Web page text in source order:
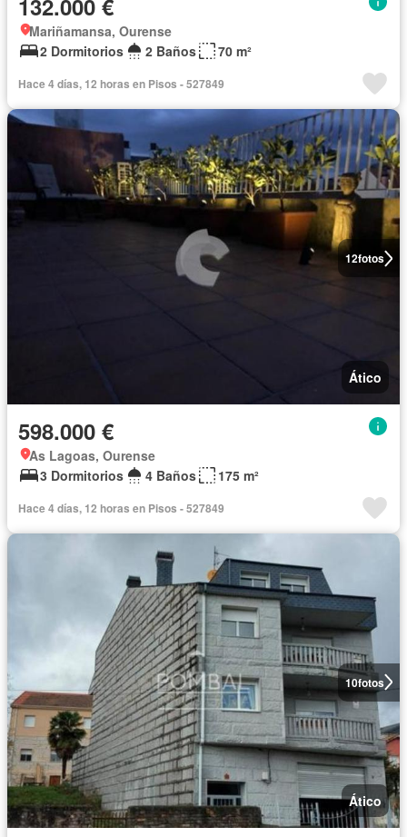
132.000 €
Mariñamansa, Ourense
2 Dormitorios
2 Baños 70 m²
Hace 4 días, 12 horas en Pisos - 527849
12fotos
Ático
598.000 €
As Lagoas, Ourense
3 Dormitorios
4 Baños 175 m²
Hace 4 días, 12 horas en Pisos - 527849
10fotos
Ático